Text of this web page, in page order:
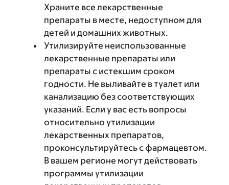
Храните все лекарственные
препараты в месте, недоступном для
детей и домашних животных.
Утилизируйте неиспользованные
лекарственные препараты или
препараты с истекшим сроком
годности. Не выливайте в туалет или
канализацию без соответствующих
указаний. Если у вас есть вопросы
относительно утилизации
лекарственных препаратов,
проконсультируйтесь с фармацевтом.
В вашем регионе могут действовать
программы утилизации